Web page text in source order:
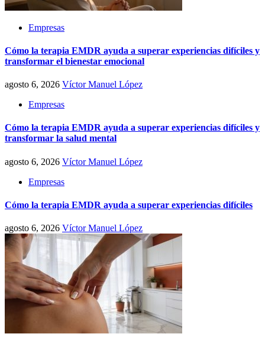
Empresas
Cómo la terapia EMDR ayuda a superar experiencias difíciles y
transformar el bienestar emocional
agosto 6, 2026 Víctor Manuel López
Empresas
Cómo la terapia EMDR ayuda a superar experiencias difíciles y
transformar la salud mental
agosto 6, 2026 Víctor Manuel López
Empresas
Cómo la terapia EMDR ayuda a superar experiencias difíciles
agosto 6, 2026 Víctor Manuel López